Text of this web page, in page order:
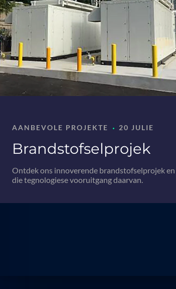
Brandstofselprojek
AANBEVOLE PROJEKTE · 20 JULIE
Ontdek ons innoverende brandstofselprojek en
die tegnologiese vooruitgang daarvan.